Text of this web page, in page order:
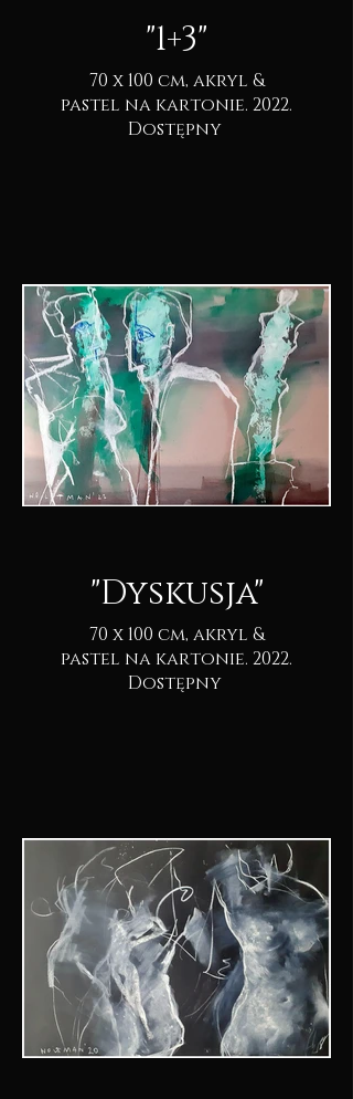
"1+3"
70 x 100 cm, akryl &
pastel na kartonie. 2022.
Dostępny
"Dyskusja"
70 x 100 cm, akryl &
pastel na kartonie. 2022.
Dostępny